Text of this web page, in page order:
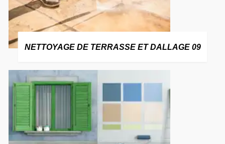
NETTOYAGE DE TERRASSE ET DALLAGE 09